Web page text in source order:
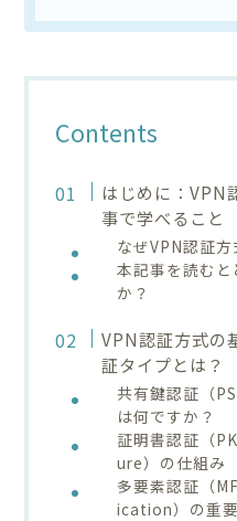
Contents
はじめに：VPN
事で学べること
なぜVPN認証
本記事を読む
か？
VPN認証方式の
証タイプとは？
共有鍵認証（
は何ですか？
証明書認証（
ure）の仕組み
多要素認証（
ication）の重